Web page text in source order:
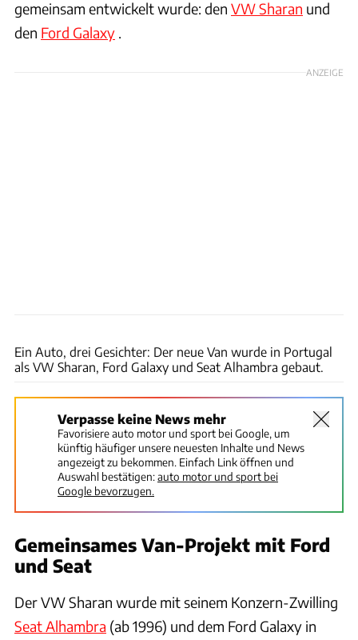
gemeinsam entwickelt wurde: den VW Sharan und
den Ford Galaxy .
ANZEIGE
Ein Auto, drei Gesichter: Der neue Van wurde in Portugal
als VW Sharan, Ford Galaxy und Seat Alhambra gebaut.
Verpasse keine News mehr
Favorisiere auto motor und sport bei Google, um
künftig häufiger unsere neuesten Inhalte und News
angezeigt zu bekommen. Einfach Link öffnen und
Auswahl bestätigen:auto motor und sport bei
Google bevorzugen.
Gemeinsames Van-Projekt mit Ford
und Seat
Der VW Sharan wurde mit seinem Konzern-Zwilling
Seat Alhambra (ab 1996) und dem Ford Galaxy in